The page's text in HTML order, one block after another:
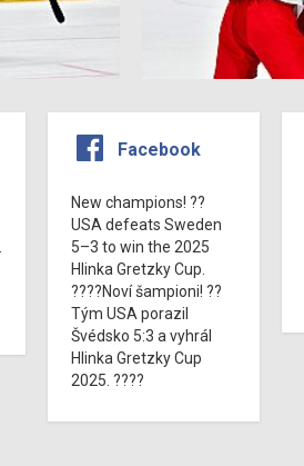
Facebook
New champions! ??
USA defeats Sweden
5–3 to win the 2025
Hlinka Gretzky Cup.
????Noví šampioni! ??
Tým USA porazil
Švédsko 5:3 a vyhrál
Hlinka Gretzky Cup
2025. ????